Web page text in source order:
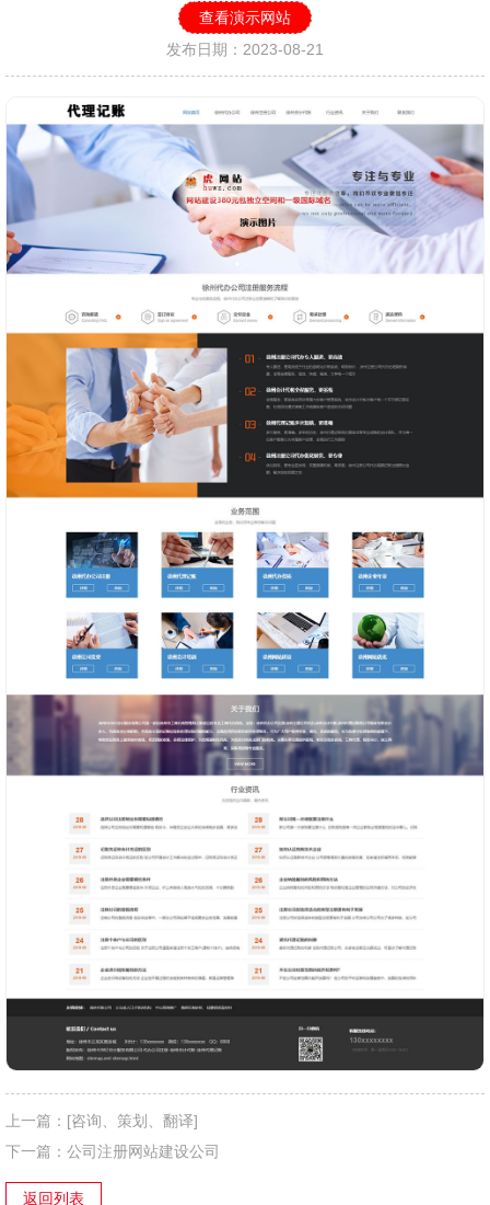
查看演示网站
发布日期：2023-08-21
上一篇： [咨询、策划、翻译]
下一篇： 公司注册网站建设公司
返回列表